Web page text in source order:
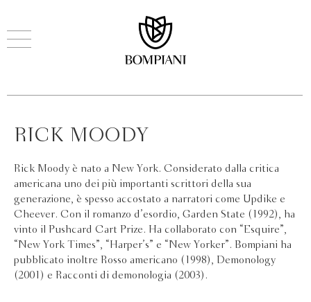
RICK MOODY
Rick Moody è nato a New York. Considerato dalla critica
americana uno dei più importanti scrittori della sua
generazione, è spesso accostato a narratori come Updike e
Cheever. Con il romanzo d’esordio, Garden State (1992), ha
vinto il Pushcard Cart Prize. Ha collaborato con “Esquire”,
“New York Times”, “Harper’s” e “New Yorker”. Bompiani ha
pubblicato inoltre Rosso americano (1998), Demonology
(2001) e Racconti di demonologia (2003).